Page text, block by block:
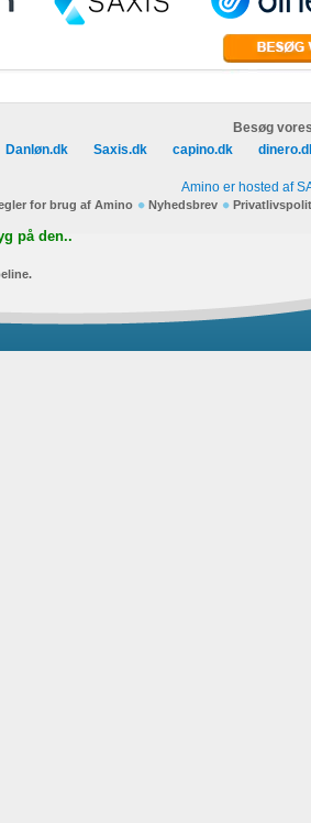
Besøg
Danløn.dk
Saxis.dk capino.dk
Amino er hosted af
for brug af Amino Nyhedsbrev
på den..